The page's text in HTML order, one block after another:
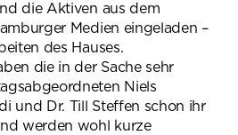
die Aktiven aus dem
Medien eingeladen –
des Hauses.
die in der Sache sehr
Niels
und Dr. Till Steffen schon ihr
werden wohl kurze